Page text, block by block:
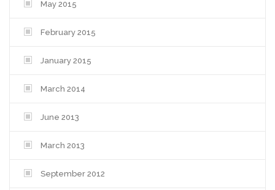
May 2015
February 2015
January 2015
March 2014
June 2013
March 2013
September 2012